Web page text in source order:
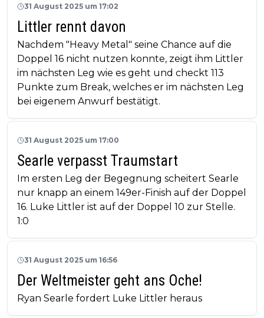
31 August 2025 um 17:02
Littler rennt davon
Nachdem "Heavy Metal" seine Chance auf die
Doppel 16 nicht nutzen konnte, zeigt ihm Littler
im nächsten Leg wie es geht und checkt 113
Punkte zum Break, welches er im nächsten Leg
bei eigenem Anwurf bestätigt.
31 August 2025 um 17:00
Searle verpasst Traumstart
Im ersten Leg der Begegnung scheitert Searle
nur knapp an einem 149er-Finish auf der Doppel
16. Luke Littler ist auf der Doppel 10 zur Stelle.
1:0
31 August 2025 um 16:56
Der Weltmeister geht ans Oche!
Ryan Searle fordert Luke Littler heraus